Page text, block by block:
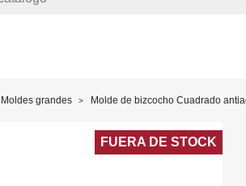
Moldes grandes Molde de bizcocho Cuadrado
FUERA DE STOCK